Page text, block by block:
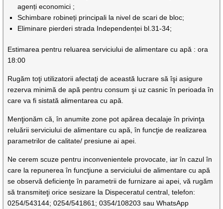
agenți economici ;
Schimbare robineți principali la nivel de scari de bloc;
Eliminare pierderi strada Independenței bl.31-34;
Estimarea pentru reluarea serviciului de alimentare cu apă : ora
18:00
Rugăm toţi utilizatorii afectaţi de această lucrare să îşi asigure
rezerva minimă de apă pentru consum şi uz casnic în perioada în
care va fi sistată alimentarea cu apă.
Menţionăm că, în anumite zone pot apărea decalaje în privinţa
reluării serviciului de alimentare cu apă, în funcţie de realizarea
parametrilor de calitate/ presiune ai apei.
Ne cerem scuze pentru inconvenientele provocate, iar în cazul în
care la repunerea în funcţiune a serviciului de alimentare cu apă
se observă deficienţe în parametrii de furnizare ai apei, vă rugăm
să transmiteţi orice sesizare la Dispeceratul central, telefon:
0254/543144; 0254/541861; 0354/108203 sau WhatsApp